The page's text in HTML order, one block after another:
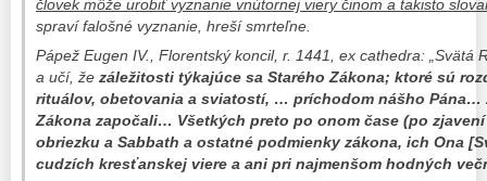
človek môže urobiť vyznanie vnútornej vieryčinom a takisto
spraví falošné vyznanie, hreší smrteľne.
Pápež Eugen IV., Florentský koncil, r. 1441, ex cathedra: „Svätá
a učí, že záležitosti týkajúce sa Starého Zákona; ktoré sú
rituálov, obetovania a sviatostí, … príchodom nášho Pána…
Zákona započali… Všetkých preto po onom čase (po
obriezku a Sabbath a ostatné podmienky zákona, ich Ona
cudzích kresťanskej viere a ani pri najmenšom hodných